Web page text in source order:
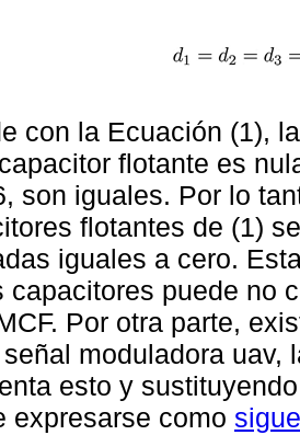
con la Ecuación (1),
flotante es
son iguales. Por lo
flotantes de (1)
iguales a cero.
capacitores puede no
Por otra parte,
moduladora uav,
esto y
expresarse como sigue